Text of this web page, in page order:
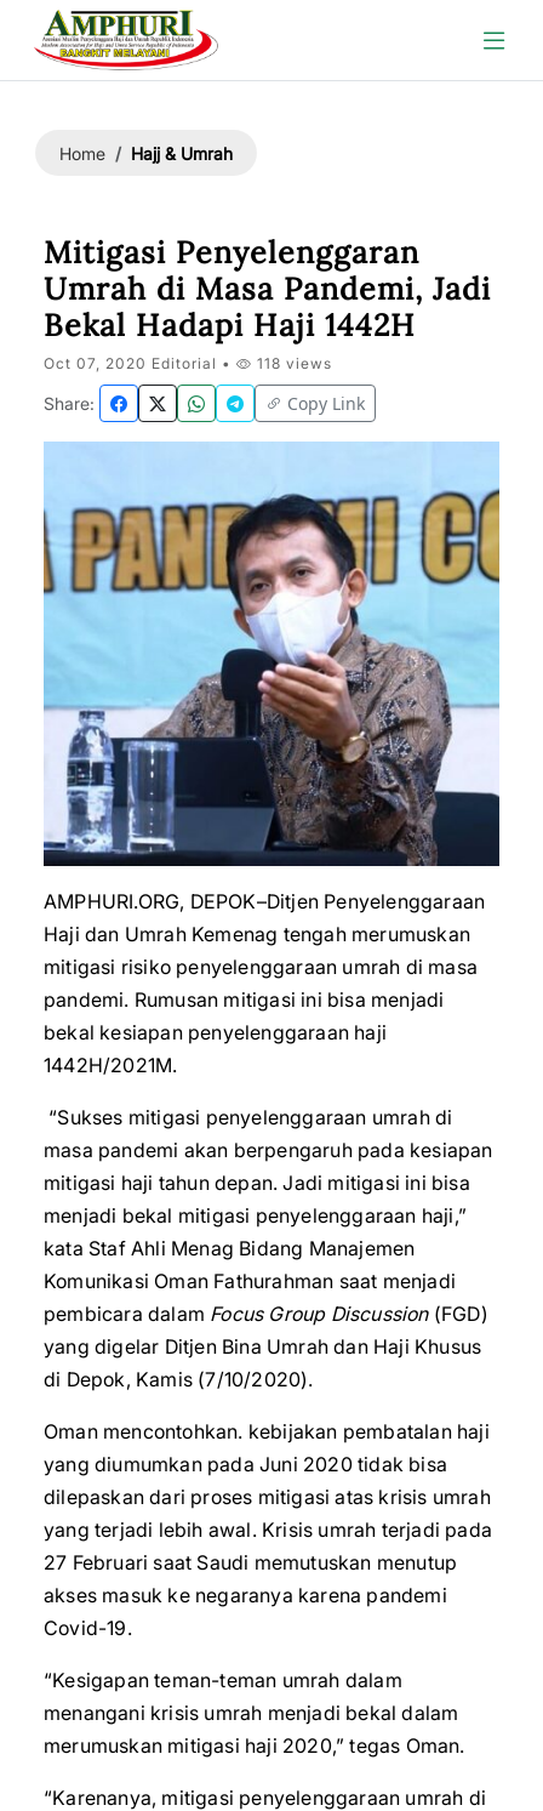
Home Hajj & Umrah
Mitigasi Penyelenggaran
Umrah di Masa Pandemi, Jadi
Bekal Hadapi Haji 1442H
Oct 07, 2020 Editorial • 118 views
Share: Copy Link
AMPHURI.ORG, DEPOK–Ditjen Penyelenggaraan
Haji dan Umrah Kemenag tengah merumuskan
mitigasi risiko penyelenggaraan umrah di masa
pandemi. Rumusan mitigasi ini bisa menjadi
bekal kesiapan penyelenggaraan haji
1442H/2021M.
“Sukses mitigasi penyelenggaraan umrah di
masa pandemi akan berpengaruh pada kesiapan
mitigasi haji tahun depan. Jadi mitigasi ini bisa
menjadi bekal mitigasi penyelenggaraan haji,”
kata Staf Ahli Menag Bidang Manajemen
Komunikasi Oman Fathurahman saat menjadi
pembicara dalam Focus Group Discussion (FGD)
yang digelar Ditjen Bina Umrah dan Haji Khusus
di Depok, Kamis (7/10/2020).
Oman mencontohkan. kebijakan pembatalan haji
yang diumumkan pada Juni 2020 tidak bisa
dilepaskan dari proses mitigasi atas krisis umrah
yang terjadi lebih awal. Krisis umrah terjadi pada
27 Februari saat Saudi memutuskan menutup
akses masuk ke negaranya karena pandemi
Covid-19.
“Kesigapan teman-teman umrah dalam
menangani krisis umrah menjadi bekal dalam
merumuskan mitigasi haji 2020,” tegas Oman.
“Karenanya, mitigasi penyelenggaraan umrah di